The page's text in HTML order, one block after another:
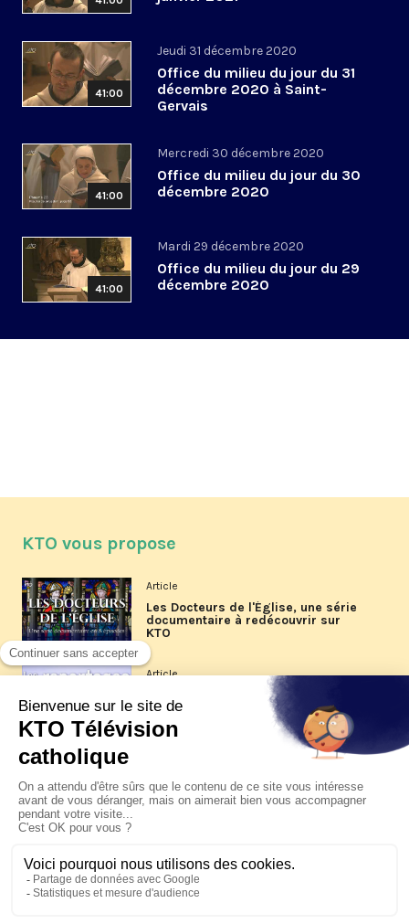
41:00
Jeudi 31 décembre 2020
Office du milieu du jour du 31
décembre 2020 à Saint-
Gervais
41:00
Mercredi 30 décembre 2020
Office du milieu du jour du 30
décembre 2020
41:00
Mardi 29 décembre 2020
Office du milieu du jour du 29
décembre 2020
KTO vous propose
Article
Les Docteurs de l'Église, une série
documentaire à redécouvrir sur
KTO
Article
Les reportages d'été 2026 de KTO
La visite pastorale du pape Léon
XIV à Assise à suivre sur KTO le
jeudi 6 août
Le pape en Uruguay, Argentine et
Pérou du 6 au 17 novembre 2026